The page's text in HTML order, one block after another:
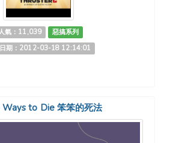
氣：11,039
惡搞系列
期：2012-03-18 12:14:01
to Die 笨笨的死法